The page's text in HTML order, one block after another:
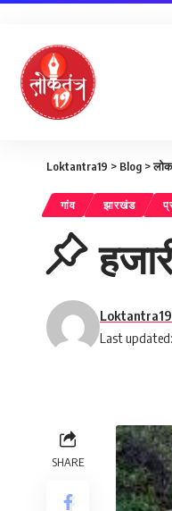
Loktantra19 > Blog >
गांव झारखंड
Last
SHARE